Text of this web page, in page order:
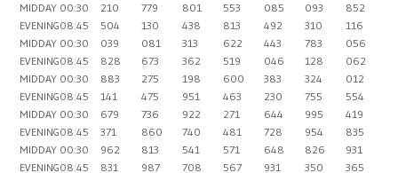
MIDDAY 00:30 210 779 801 553 085 093
852
EVENING08:45 504 130 438 813 492 310
116
MIDDAY 00:30 039 081 313 622 443 783
056
EVENING08:45 828 673 362 519 046 128
062
MIDDAY 00:30 883 275 198 600 383 324
012
EVENING08:45 141 475 951 463 230 755
554
MIDDAY 00:30 679 736 922 271 644 995
419
EVENING08:45 371 860 740 481 728 954
835
MIDDAY 00:30 962 813 541 571 648 826
931
EVENING08:45 831 987 708 567 931 350
365